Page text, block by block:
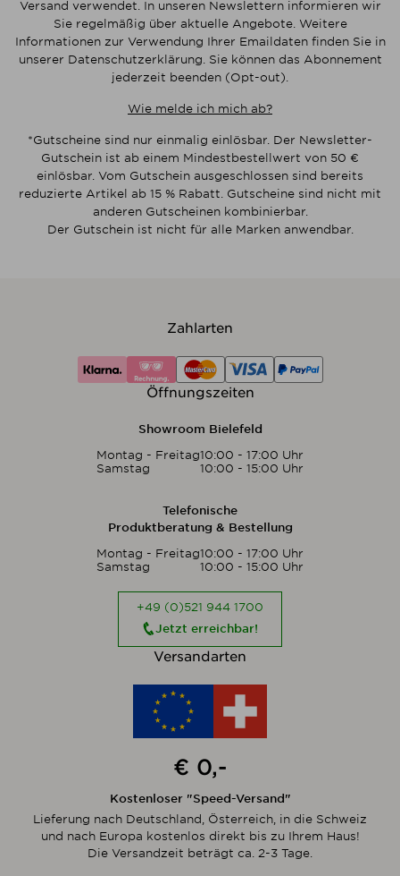
Versand verwendet. In unseren Newslettern informieren wir
Sie regelmäßig über aktuelle Angebote. Weitere
Informationen zur Verwendung Ihrer Emaildaten finden Sie in
unserer Datenschutzerklärung. Sie können das Abonnement
jederzeit beenden (Opt-out).
Wie melde ich mich ab?
*Gutscheine sind nur einmalig einlösbar. Der Newsletter-
Gutschein ist ab einem Mindestbestellwert von 50 €
einlösbar. Vom Gutschein ausgeschlossen sind bereits
reduzierte Artikel ab 15 % Rabatt. Gutscheine sind nicht mit
anderen Gutscheinen kombinierbar.
Der Gutschein ist nicht für alle Marken anwendbar.
Zahlarten
Öffnungszeiten
Showroom Bielefeld
Montag - Freitag10:00 - 17:00 Uhr
Samstag
10:00 - 15:00 Uhr
Telefonische
Produktberatung & Bestellung
Montag - Freitag10:00 - 17:00 Uhr
Samstag
10:00 - 15:00 Uhr
+49 (0)521 944 1700
Jetzt erreichbar!
Versandarten
€ 0,-
Kostenloser "Speed-Versand"
Lieferung nach Deutschland, Österreich, in die Schweiz
und nach Europa kostenlos direkt bis zu Ihrem Haus!
Die Versandzeit beträgt ca. 2-3 Tage.